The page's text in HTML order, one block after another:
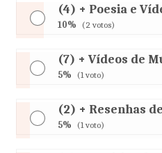
(4) + Poesia e
10% (2 votos)
(7) + Vídeos de
5% (1 voto)
(2) + Resenhas
5% (1 voto)